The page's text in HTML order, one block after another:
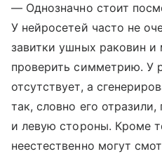
— Однозначно стоит
У нейросетей часто не
завитки ушных раковин и
проверить симметрию. У
отсутствует, а
так, словно его
и левую стороны. Кроме
неестественно могут